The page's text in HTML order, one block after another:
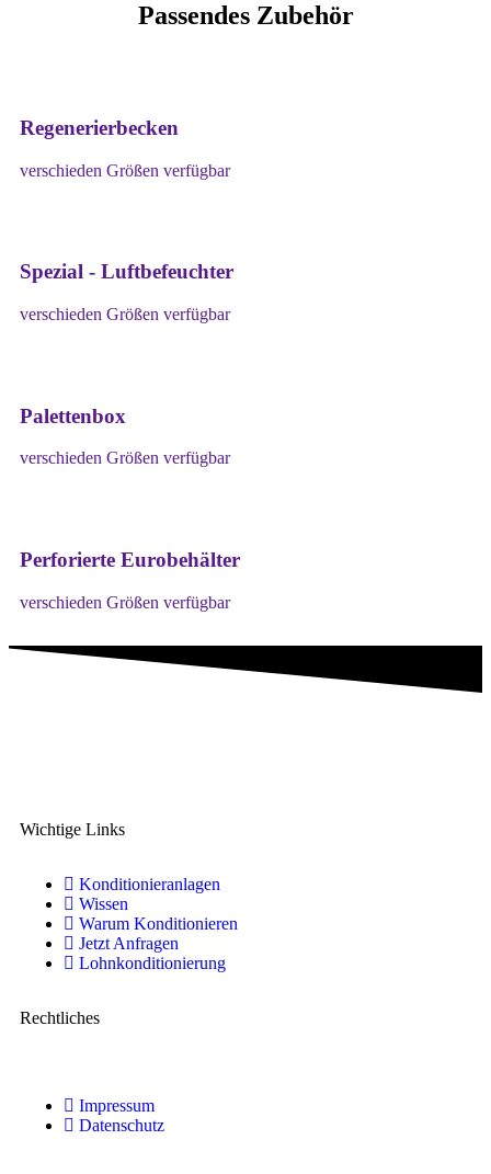
Passendes Zubehör
Regenerierbecken
verschieden Größen verfügbar
Spezial - Luftbefeuchter
verschieden Größen verfügbar
Palettenbox
verschieden Größen verfügbar
Perforierte Eurobehälter
verschieden Größen verfügbar
Wichtige Links
Konditionieranlagen
Wissen
Warum Konditionieren
Jetzt Anfragen
Lohnkonditionierung
Rechtliches
Impressum
Datenschutz